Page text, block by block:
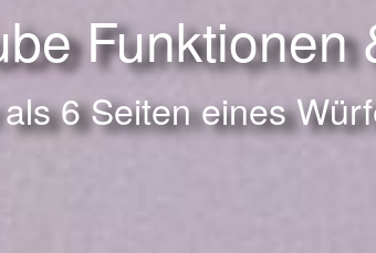
Funktionen
6 Seiten eines